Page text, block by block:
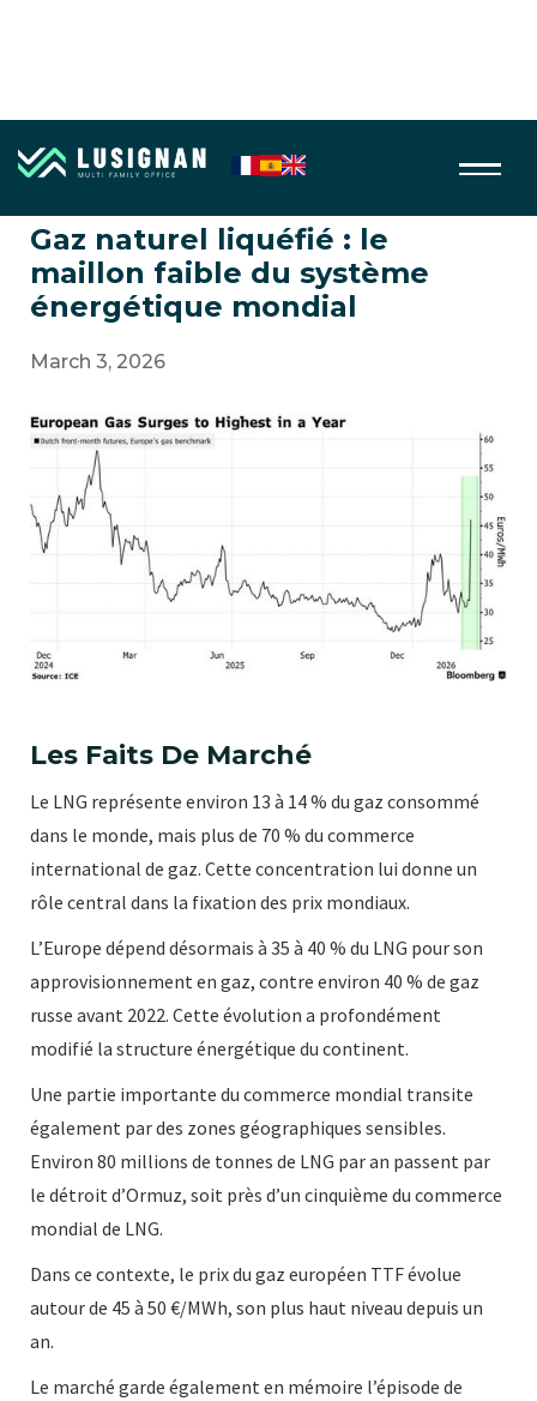
Energie
Gaz naturel liquéfié : le
maillon faible du système
énergétique mondial
March 3, 2026
Les Faits De Marché
Le LNG représente environ 13 à 14 % du gaz consommé
dans le monde, mais plus de 70 % du commerce
international de gaz. Cette concentration lui donne un
rôle central dans la fixation des prix mondiaux.
L’Europe dépend désormais à 35 à 40 % du LNG pour son
approvisionnement en gaz, contre environ 40 % de gaz
russe avant 2022. Cette évolution a profondément
modifié la structure énergétique du continent.
Une partie importante du commerce mondial transite
également par des zones géographiques sensibles.
Environ 80 millions de tonnes de LNG par an passent par
le détroit d’Ormuz, soit près d’un cinquième du commerce
mondial de LNG.
Dans ce contexte, le prix du gaz européen TTF évolue
autour de 45 à 50 €/MWh, son plus haut niveau depuis un
an.
Le marché garde également en mémoire l’épisode de